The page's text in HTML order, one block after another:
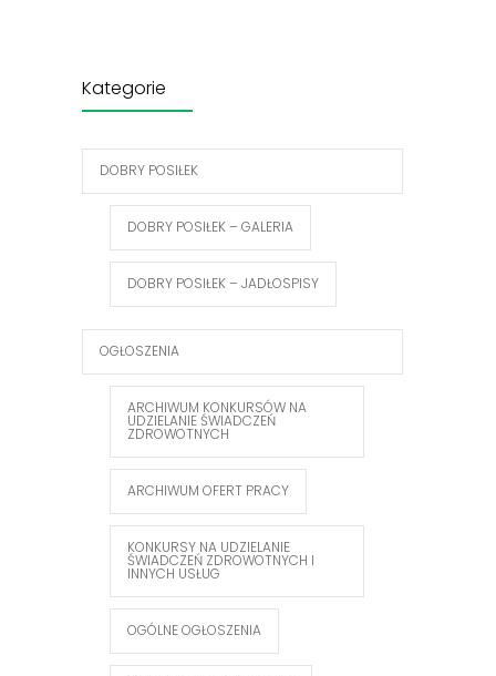
Kategorie
DOBRY POSIŁEK
DOBRY POSIŁEK – GALERIA
DOBRY POSIŁEK – JADŁOSPISY
OGŁOSZENIA
ARCHIWUM KONKURSÓW NA
UDZIELANIE ŚWIADCZEŃ
ZDROWOTNYCH
ARCHIWUM OFERT PRACY
KONKURSY NA UDZIELANIE
ŚWIADCZEŃ ZDROWOTNYCH I
INNYCH USŁUG
OGÓLNE OGŁOSZENIA